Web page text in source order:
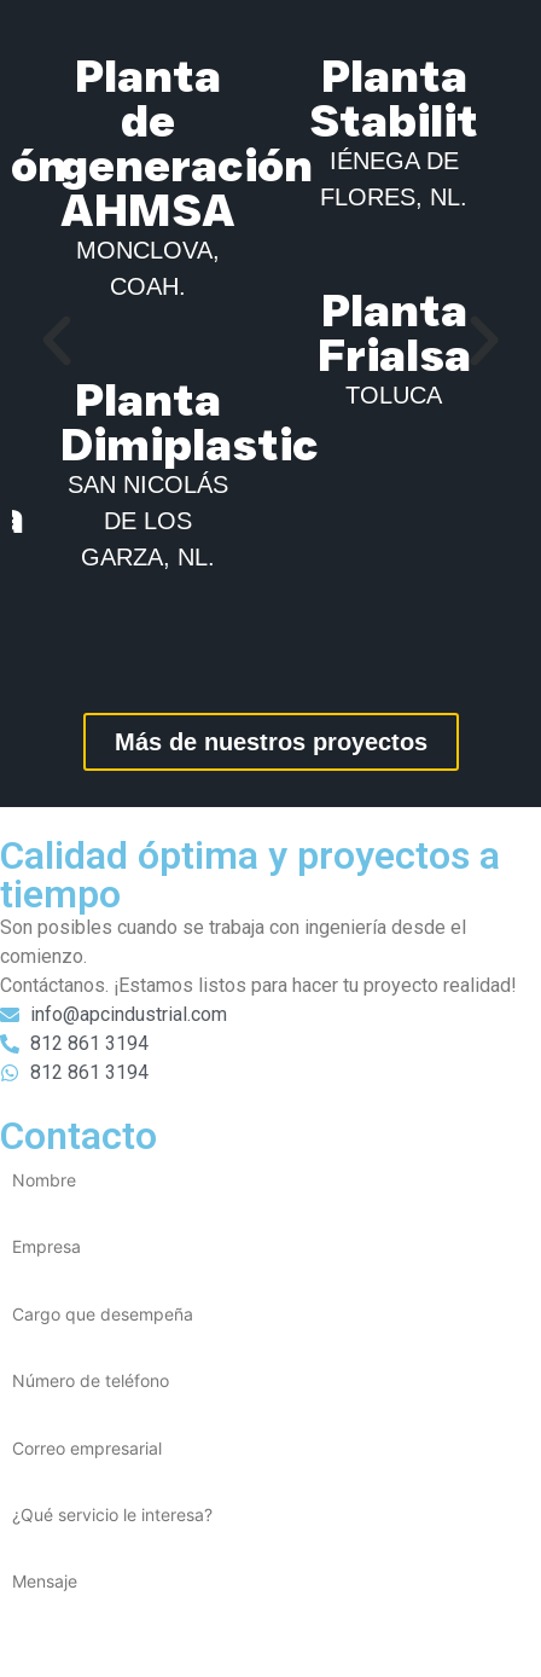
Planta
de
generación
AHMSA
MONCLOVA,
COAH.
Planta
Dimiplastic
SAN NICOLÁS
DE LOS
GARZA, NL.
Planta
Stabilit
IÉNEGA DE
FLORES, NL.
Planta
Frialsa
TOLUCA
Más de nuestros proyectos
Calidad óptima y proyectos a
tiempo
Son posibles cuando se trabaja con ingeniería desde el
comienzo.
Contáctanos. ¡Estamos listos para hacer tu proyecto realidad!
info@apcindustrial.com
812 861 3194
812 861 3194
Contacto